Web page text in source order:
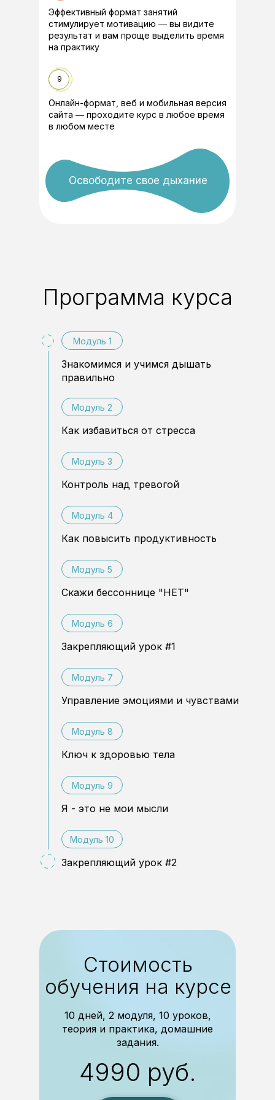
9
Онлайн-формат, веб и мобильная версия
сайта ― проходите курс в любое время
в любом месте
Эффективный формат занятий
стимулирует мотивацию ― вы видите
результат и вам проще выделить время
на практику
Освободите свое дыхание
Программа курса
Модуль 1
Знакомимся и учимся дышать
правильно
Модуль 2
Как избавиться от стресса
Модуль 3
Контроль над тревогой
Модуль 4
Как повысить продуктивность
Модуль 5
Скажи бессоннице "НЕТ"
Модуль 6
Закрепляющий урок #1
Модуль 7
Управление эмоциями и чувствами
Модуль 8
Ключ к здоровью тела
Модуль 9
Я - это не мои мысли
Закрепляющий урок #2
Модуль 10
Стоимость
обучения на курсе
10 дней, 2 модуля, 10 уроков,
теория и практика, домашние
задания.
4990 руб.
+7 (969) 777-11-18
Подписаться
Подпишитесь на нашу рассылку!
В ней мы 2 раза в месяц делимся полезными лайфхаками
и советами по здоровью